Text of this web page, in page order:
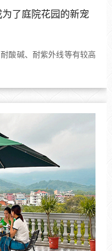
了庭院花园的新宠
酸碱、耐紫外线等有较高